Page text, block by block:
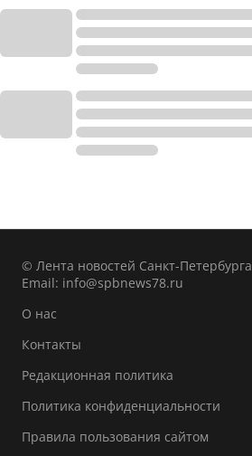
© Лента новостей Санкт-Петербурга
Email: info@spbnews78.ru
О нас
Контакты
Редакционная политика
Политика конфиденциальности
Правила пользования сайтом